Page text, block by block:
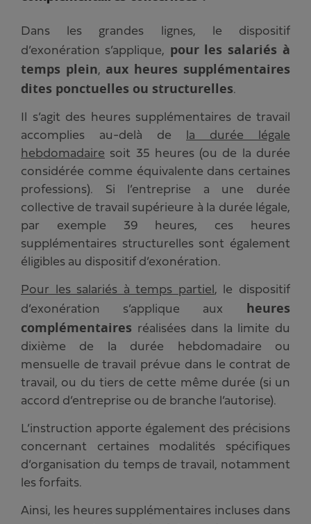
Dans les grandes lignes, le dispositif
d’exonération s’applique, pour les salariés à
temps plein, aux heures supplémentaires
dites ponctuelles ou structurelles.
Il s’agit des heures supplémentaires de travail
accomplies au-delà de la durée légale
hebdomadaire soit 35 heures (ou de la durée
considérée comme équivalente dans certaines
professions). Si l’entreprise a une durée
collective de travail supérieure à la durée légale,
par exemple 39 heures, ces heures
supplémentaires structurelles sont également
éligibles au dispositif d’exonération.
Pour les salariés à temps partiel, le dispositif
d’exonération s’applique aux
heures
complémentaires réalisées dans la limite du
dixième de la durée hebdomadaire ou
mensuelle de travail prévue dans le contrat de
travail, ou du tiers de cette même durée (si un
accord d’entreprise ou de branche l’autorise).
L’instruction apporte également des précisions
concernant certaines modalités spécifiques
d’organisation du temps de travail, notamment
les forfaits.
Ainsi, les heures supplémentaires incluses dans